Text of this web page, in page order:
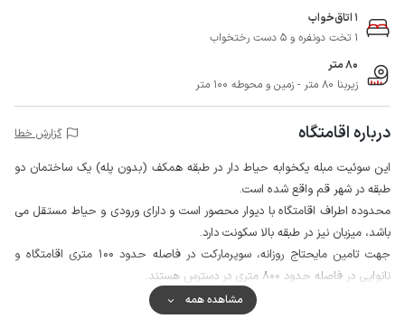
1 اتاق‌خواب
1 تخت دونفره و 5 دست رختخواب
80 متر
زیربنا 80 متر - زمین و محوطه 100 متر
درباره اقامتگاه گزارش خطا
این سوئیت مبله یکخوابه حیاط دار در طبقه همکف (بدون پله) یک ساختمان دو
طبقه در شهر قم واقع شده است.
محدوده اطراف اقامتگاه با دیوار محصور است و دارای ورودی و حیاط مستقل می
باشد، میزبان نیز در طبقه بالا سکونت دارد.
جهت تامین مایحتاج روزانه، سوپرمارکت در فاصله حدود 100 متری اقامتگاه و
نانوایی در فاصله حدود 800 متری در دسترس هستند.
کیفیت پوشش شبکه تلفن همراه برای دو اپراتور ایرانسل و همراه اول در مکالمه
مشاهده همه